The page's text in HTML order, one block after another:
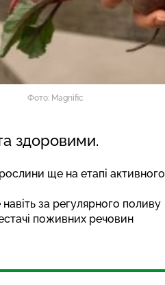
Фото: Magnific
здоровими.
ще на етапі активного
за регулярного поливу
поживних речовин